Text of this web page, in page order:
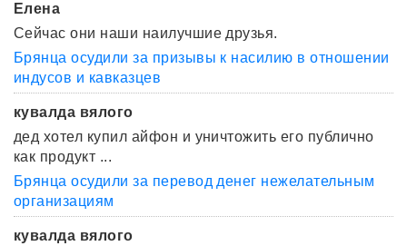
Елена
Сейчас они наши наилучшие друзья.
Брянца осудили за призывы к насилию в отношении
индусов и кавказцев
кувалда вялого
дед хотел купил айфон и уничтожить его публично
как продукт ...
Брянца осудили за перевод денег нежелательным
организациям
кувалда вялого